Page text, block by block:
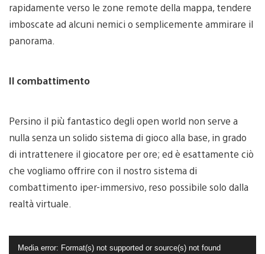
rapidamente verso le zone remote della mappa, tendere
imboscate ad alcuni nemici o semplicemente ammirare il
panorama.
Il combattimento
Persino il più fantastico degli open world non serve a
nulla senza un solido sistema di gioco alla base, in grado
di intrattenere il giocatore per ore; ed è esattamente ciò
che vogliamo offrire con il nostro sistema di
combattimento iper-immersivo, reso possibile solo dalla
realtà virtuale.
Media error: Format(s) not supported or source(s) not found